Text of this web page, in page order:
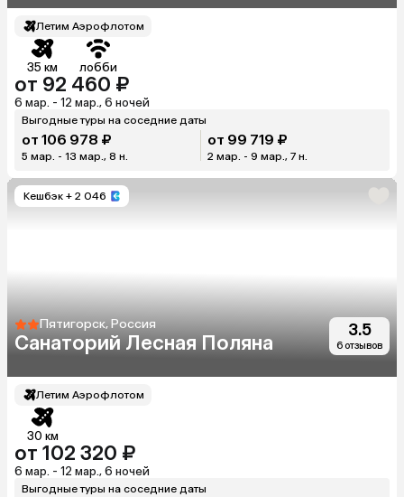
Летим Аэрофлотом
35 км лобби
от 92 460 ₽
6 мар. - 12 мар., 6 ночей
Выгодные туры на соседние даты
от 106 978 ₽
5 мар. - 13 мар., 8 н.
от 99 719 ₽
2 мар. - 9 мар., 7 н.
Кешбэк + 2 046
Пятигорск, Россия
Санаторий Лесная Поляна
3.5
6 отзывов
Летим Аэрофлотом
30 км
от 102 320 ₽
6 мар. - 12 мар., 6 ночей
Выгодные туры на соседние даты